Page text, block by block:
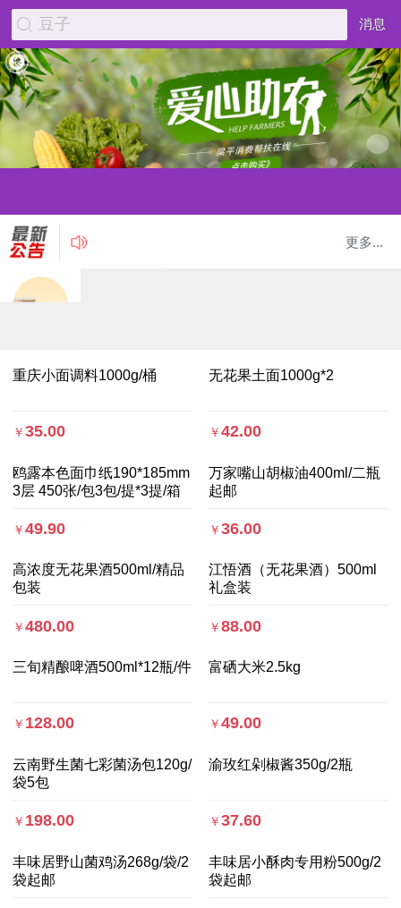
豆子 消息
更多...
重庆小面调料1000g/桶
￥ 35.00
无花果土面1000g*2
￥42.00
鸥露本色面巾纸190*185mm
3层 450张/包3包/提*3提/箱
￥ 49.90
万家嘴山胡椒油400ml/二瓶
起邮
￥36.00
高浓度无花果酒500ml/精品
包装
￥ 480.00
江悟酒（无花果酒）500ml
礼盒装
￥88.00
三旬精酿啤酒500ml*12瓶/件
￥ 128.00
富硒大米2.5kg
￥49.00
云南野生菌七彩菌汤包120g/
袋5包
￥ 198.00
渝玫红剁椒酱350g/2瓶
￥37.60
丰味居野山菌鸡汤268g/袋/2
袋起邮
丰味居小酥肉专用粉500g/2
袋起邮